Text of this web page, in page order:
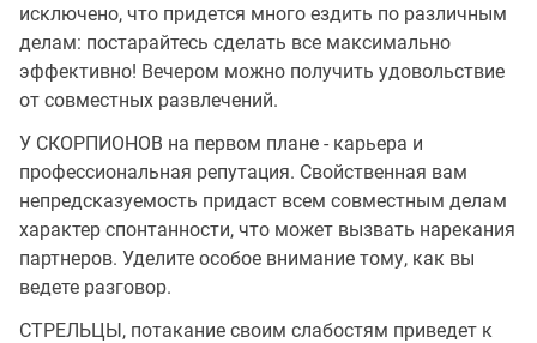
исключено, что придется много ездить по различным
делам: постарайтесь сделать все максимально
эффективно! Вечером можно получить удовольствие
от совместных развлечений.
У СКОРПИОНОВ на первом плане - карьера и
профессиональная репутация. Свойственная вам
непредсказуемость придаст всем совместным делам
характер спонтанности, что может вызвать нарекания
партнеров. Уделите особое внимание тому, как вы
ведете разговор.
СТРЕЛЬЦЫ, потакание своим слабостям приведет к